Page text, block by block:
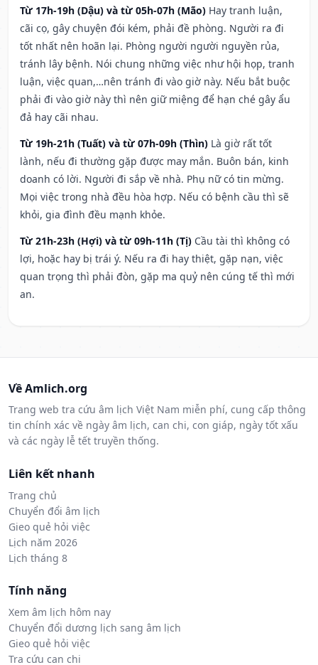
Từ 17h-19h (Dậu) và từ 05h-07h (Mão) Hay tranh luận,
cãi cọ, gây chuyện đói kém, phải đề phòng. Người ra đi
tốt nhất nên hoãn lại. Phòng người người nguyền rủa,
tránh lây bệnh. Nói chung những việc như hội họp, tranh
luận, việc quan,…nên tránh đi vào giờ này. Nếu bắt buộc
phải đi vào giờ này thì nên giữ miệng để hạn ché gây ẩu
đả hay cãi nhau.
Từ 19h-21h (Tuất) và từ 07h-09h (Thìn) Là giờ rất tốt
lành, nếu đi thường gặp được may mắn. Buôn bán, kinh
doanh có lời. Người đi sắp về nhà. Phụ nữ có tin mừng.
Mọi việc trong nhà đều hòa hợp. Nếu có bệnh cầu thì sẽ
khỏi, gia đình đều mạnh khỏe.
Từ 21h-23h (Hợi) và từ 09h-11h (Tị) Cầu tài thì không có
lợi, hoặc hay bị trái ý. Nếu ra đi hay thiệt, gặp nạn, việc
quan trọng thì phải đòn, gặp ma quỷ nên cúng tế thì mới
an.
Về Amlich.org
Trang web tra cứu âm lịch Việt Nam miễn phí, cung cấp thông
tin chính xác về ngày âm lịch, can chi, con giáp, ngày tốt xấu
và các ngày lễ tết truyền thống.
Liên kết nhanh
Trang chủ
Chuyển đổi âm lịch
Gieo quẻ hỏi việc
Lịch năm 2026
Lịch tháng 8
Tính năng
Xem âm lịch hôm nay
Chuyển đổi dương lịch sang âm lịch
Gieo quẻ hỏi việc
Tra cứu can chi